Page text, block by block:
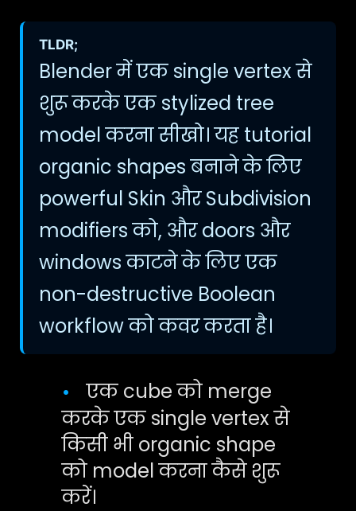
TLDR;
Blender में एक single vertex से
शुरू करके एक stylized tree
model करना सीखो। यह tutorial
organic shapes बनाने के लिए
powerful Skin और Subdivision
modifiers को, और doors और
windows काटने के लिए एक
non-destructive Boolean
workflow को कवर करता है।
•
एक cube को merge
करके एक single vertex से
किसी भी organic shape
को model करना कैसे शुरू
करें।